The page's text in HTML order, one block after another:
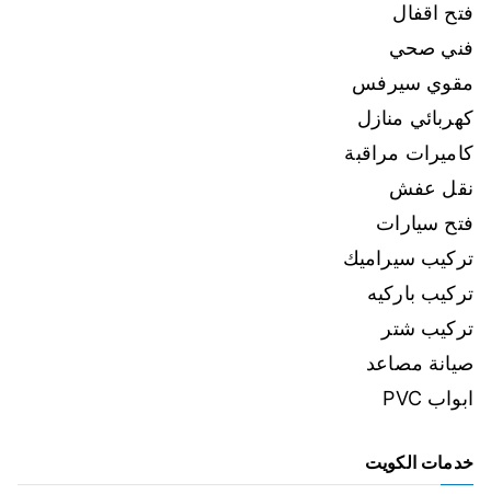
فتح اقفال
فني صحي
مقوي سيرفس
كهربائي منازل
كاميرات مراقبة
نقل عفش
فتح سيارات
تركيب سيراميك
تركيب باركيه
تركيب شتر
صيانة مصاعد
ابواب PVC
خدمات الكويت